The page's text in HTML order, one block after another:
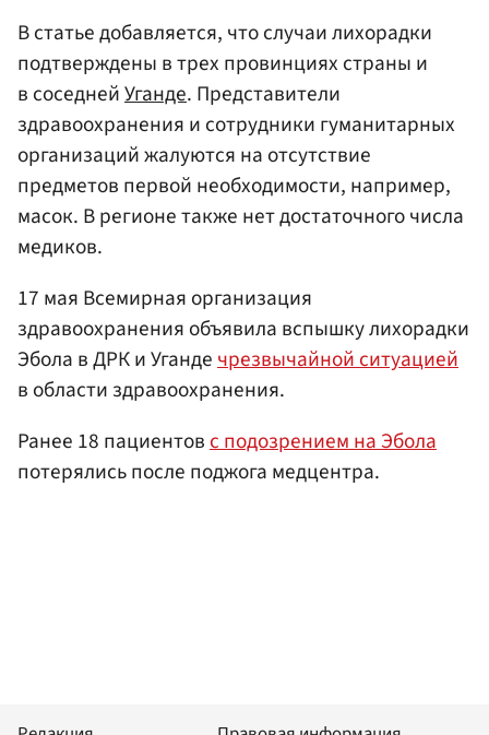
В статье добавляется, что случаи лихорадки
подтверждены в трех провинциях страны и
в соседнейУганде. Представители
здравоохранения и сотрудники гуманитарных
организаций жалуются на отсутствие
предметов первой необходимости, например,
масок. В регионе также нет достаточного числа
медиков.
17 мая Всемирная организация
здравоохранения объявила вспышку лихорадки
Эбола в ДРК и Угандечрезвычайной ситуацией
в области здравоохранения.
Ранее 18 пациентовс подозрением на Эбола
потерялись после поджога медцентра.